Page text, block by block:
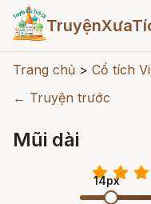
Trang chủ > Cổ tích
← Truyện trước
Mũi dài
14px